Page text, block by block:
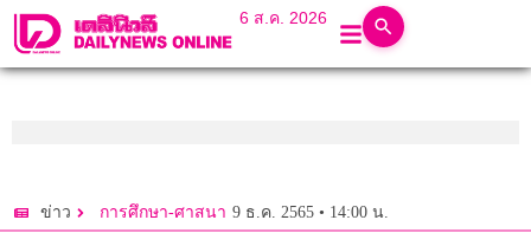
6 ส.ค. 2026
ข่าว การศึกษา-ศาสนา 9 ธ.ค. 2565 • 14:00 น.